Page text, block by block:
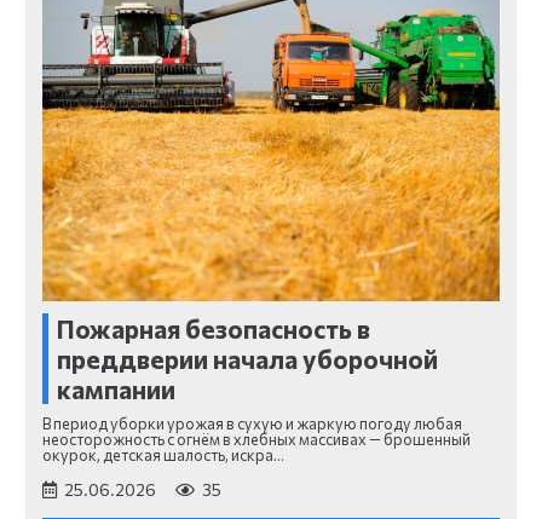
Пожарная безопасность в
преддверии начала уборочной
кампании
В период уборки урожая в сухую и жаркую погоду любая
неосторожность с огнём в хлебных массивах — брошенный
окурок, детская шалость, искра…
25.06.2026 35